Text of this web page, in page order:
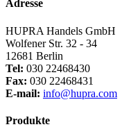
Adresse
HUPRA Handels GmbH
Wolfener Str. 32 - 34
12681 Berlin
Tel: 030 22468430
Fax: 030 22468431
E-mail: info@hupra.com
Produkte